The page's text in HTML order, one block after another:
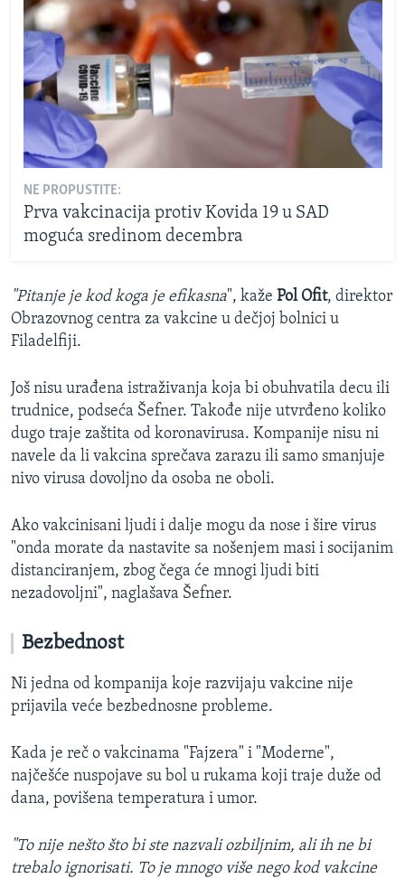
NE PROPUSTITE:
Prva vakcinacija protiv Kovida 19 u SAD
moguća sredinom decembra
"Pitanje je kod koga je efikasna", kaže Pol Ofit, direktor
Obrazovnog centra za vakcine u dečjoj bolnici u
Filadelfiji.
Još nisu urađena istraživanja koja bi obuhvatila decu ili
trudnice, podseća Šefner. Takođe nije utvrđeno koliko
dugo traje zaštita od koronavirusa. Kompanije nisu ni
navele da li vakcina sprečava zarazu ili samo smanjuje
nivo virusa dovoljno da osoba ne oboli.
Ako vakcinisani ljudi i dalje mogu da nose i šire virus
"onda morate da nastavite sa nošenjem masi i socijanim
distanciranjem, zbog čega će mnogi ljudi biti
nezadovoljni", naglašava Šefner.
Bezbednost
Ni jedna od kompanija koje razvijaju vakcine nije
prijavila veće bezbednosne probleme.
Kada je reč o vakcinama "Fajzera" i "Moderne",
najčešće nuspojave su bol u rukama koji traje duže od
dana, povišena temperatura i umor.
"To nije nešto što bi ste nazvali ozbiljnim, ali ih ne bi
trebalo ignorisati. To je mnogo više nego kod vakcine